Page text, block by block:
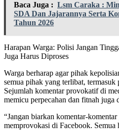
Baca Juga : Lsm Caraka :
SDA Dan Jajarannya Serta
Tahun 2026
Harapan Warga: Polisi Jangan
Juga Harus Diproses
Warga berharap agar pihak
semua pihak yang terlibat, termasuk
Sejumlah komentar provokatif di
memicu perpecahan dan fitnah
“Jangan biarkan komentar-
memprovokasi di Facebook. Semua